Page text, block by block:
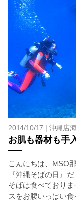
2014/10/17 | 沖縄店
お肌も器材も手
こんにちは、MSO
『沖縄そばの日』
そばは食べており
スをお腹いっぱい食